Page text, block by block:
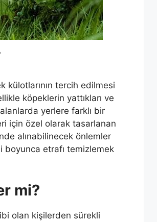
külotlarının tercih edilmesi
köpeklerin yattıkları ve
yerlere farklı bir
için özel olarak tasarlanan
alınabilinecek önlemler
boyunca etrafı temizlemek
mi?
olan kişilerden sürekli